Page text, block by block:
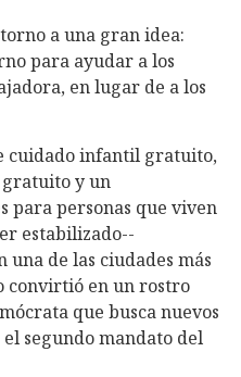
a una gran idea:
para ayudar a los
en lugar de a los
cuidado infantil gratuito,
y un
para personas que viven
estabilizado--
una de las ciudades más
convirtió en un rostro
que busca nuevos
segundo mandato del